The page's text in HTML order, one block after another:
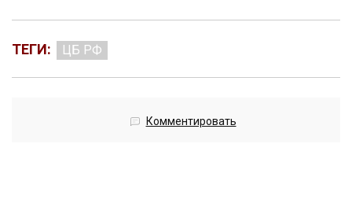
ТЕГИ: ЦБ РФ
Комментировать